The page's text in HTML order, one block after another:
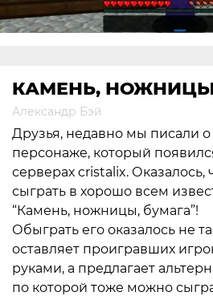
КАМЕНЬ,
Александр Бэй
Друзья, недавно мы писали
персонаже, который
серверах cristalix. Оказалось,
сыграть в хорошо всем
“Камень, ножницы, бумага”!
Обыграть его оказалось не
оставляет проигравших
руками, а предлагает
по которой тоже можно